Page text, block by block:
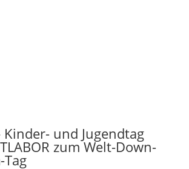
und Jugendtag
zum Welt-Down-